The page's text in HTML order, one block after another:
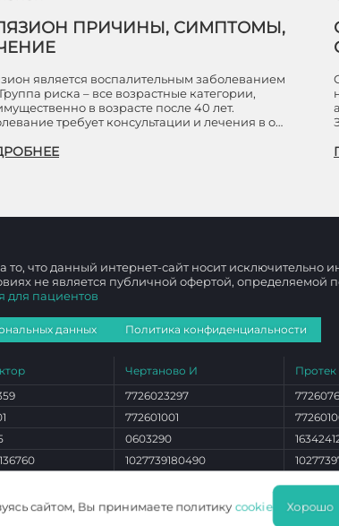
ПРИЧИНЫ, СИМПТОМЫ,
является воспалительным заболеванием
риска – все возрастные категории,
в возрасте после 40 лет.
требует консультации и лечения в о…
то, что данный интернет-сайт носит исключительно
не является публичной офертой, определяемой
для пациентов
данных Политика конфиденциальности
Чертаново И
7726023297
772601001
0603290
1027739180490
Протек
ЛО 77
сайтом, Вы принимаете политикуcookie Хорошо